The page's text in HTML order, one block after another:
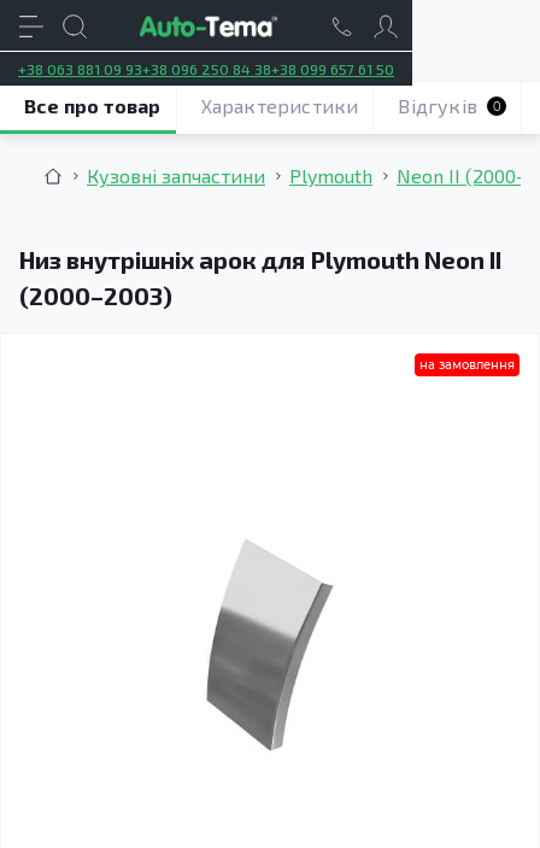
+38 063 881 09 93+38 096 250 84 38+38 099 657 61 50
Кузовні запчастини Plymouth Neon II
Низ внутрішніх арок для Plymouth Neon II
(2000–2003)
Все про товар Характеристики Відгуків 0
на замовлення